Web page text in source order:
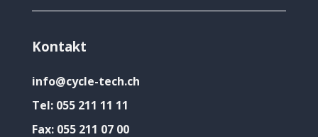
Kontakt
info@cycle-tech.ch
Tel: 055 211 11 11
Fax: 055 211 07 00